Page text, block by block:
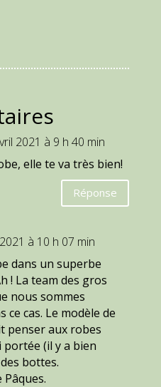
2021 à 9 h 40 min
elle te va très bien!
Réponse
à 10 h 07 min
dans un superbe
! La team des gros
nous sommes
ce cas. Le modèle de
penser aux robes
portée (il y a bien
bottes.
Pâques.